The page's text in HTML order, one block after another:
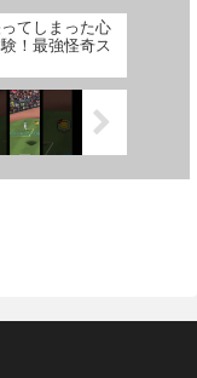
てしまった心
！最強怪奇ス